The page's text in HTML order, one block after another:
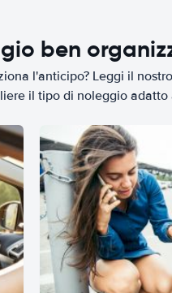
ben
l'anticipo? Leggi il
il tipo di noleggio adatto